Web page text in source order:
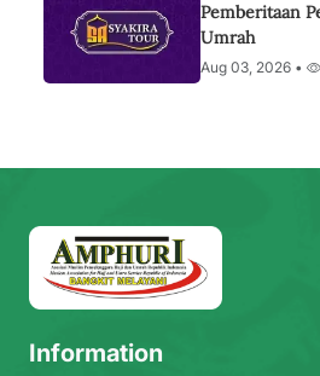
Pemberitaan
Umrah
Aug 03, 2026 •
Information